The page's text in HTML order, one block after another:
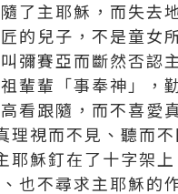
了主耶穌，而失去
的兒子，不是童女
彌賽亞而斷然否認
輩輩「事奉神」，
看跟隨，而不喜愛
視而不見、聽而
穌釘在了十字架
也不尋求主耶穌的